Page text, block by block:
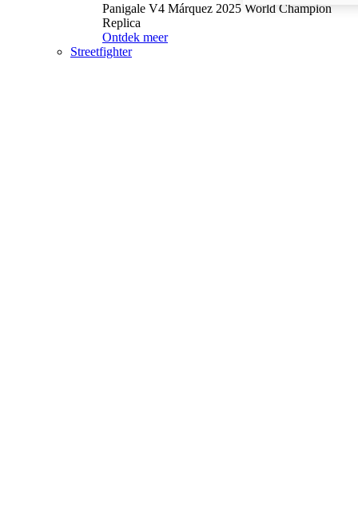
Panigale V4 Márquez 2025 World Champion
Replica
Ontdek meer
Streetfighter